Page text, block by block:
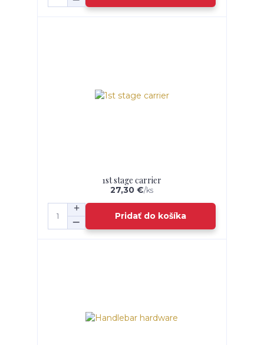
1st stage carrier
27,30 €/ks
Pridať do košíka